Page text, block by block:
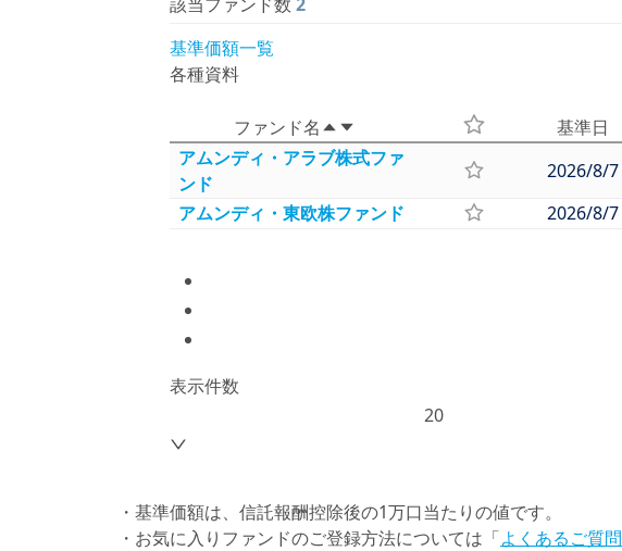
基準価額一覧
各種資料
ファンド名 基準日
アムンディ・アラブ株式ファ
ンド
2026/8/7
アムンディ・東欧株ファンド
2026/8/7
表示件数
20
・基準価額は、信託報酬控除後の1万口当たりの値です。
・お気に入りファンドのご登録方法については「よくあるご質問